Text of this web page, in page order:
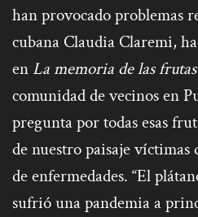
han provocado problemas
cubana Claudia Claremi,
en La memoria de las frutas
comunidad de vecinos en
pregunta por todas esas
de nuestro paisaje
de enfermedades. “El
sufrió una pandemia a